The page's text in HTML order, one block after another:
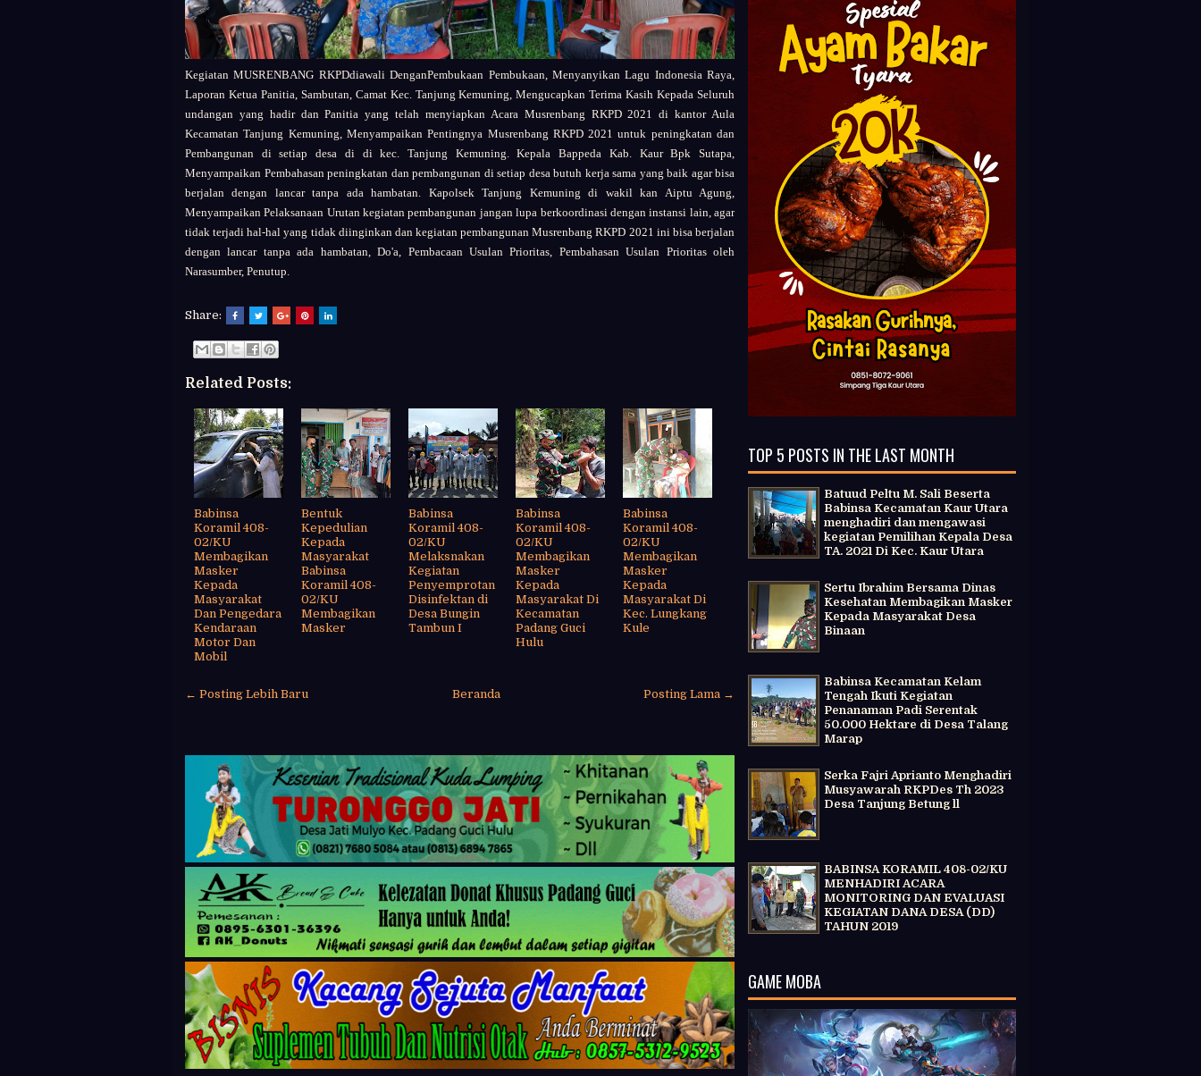
Kegiatan MUSRENBANG RKPDdiawali DenganPembukaan Pembukaan, Menyanyikan Lagu Indonesia Raya,
Laporan Ketua Panitia, Sambutan, Camat Kec. Tanjung Kemuning, Mengucapkan Terima Kasih Kepada Seluruh
undangan yang hadir dan Panitia yang telah menyiapkan Acara Musrenbang RKPD 2021 di kantor Aula
Kecamatan Tanjung Kemuning, Menyampaikan Pentingnya Musrenbang RKPD 2021 untuk peningkatan dan
Pembangunan di setiap desa di di kec. Tanjung Kemuning. Kepala Bappeda Kab. Kaur Bpk Sutapa,
Menyampaikan Pembahasan peningkatan dan pembangunan di setiap desa butuh kerja sama yang baik agar bisa
berjalan dengan lancar tanpa ada hambatan. Kapolsek Tanjung Kemuning di wakil kan Aiptu Agung,
Menyampaikan Pelaksanaan Urutan kegiatan pembangunan jangan lupa berkoordinasi dengan instansi lain, agar
tidak terjadi hal-hal yang tidak diinginkan dan kegiatan pembangunan Musrenbang RKPD 2021 ini bisa berjalan
dengan lancar tanpa ada hambatan, Do'a, Pembacaan Usulan Prioritas, Pembahasan Usulan Prioritas oleh
Narasumber, Penutup.
Share:
Related Posts:
Babinsa
Koramil 408-
02/KU
Membagikan
Masker
Kepada
Masyarakat
Dan Pengedara
Kendaraan
Motor Dan
Mobil
Bentuk
Kepedulian
Kepada
Masyarakat
Babinsa
Koramil 408-
02/KU
Membagikan
Masker
Babinsa
Koramil 408-
02/KU
Melaksnakan
Kegiatan
Penyemprotan
Disinfektan di
Desa Bungin
Tambun I
Babinsa
Koramil 408-
02/KU
Membagikan
Masker
Kepada
Masyarakat Di
Kecamatan
Padang Guci
Hulu
Babinsa
Koramil 408-
02/KU
Membagikan
Masker
Kepada
Masyarakat Di
Kec. Lungkang
Kule
← Posting Lebih Baru Posting Lama →
Beranda
TOP 5 POSTS IN THE LAST MONTH
Batuud Peltu M. Sali Beserta
Babinsa Kecamatan Kaur Utara
menghadiri dan mengawasi
kegiatan Pemilihan Kepala Desa
TA. 2021 Di Kec. Kaur Utara
Sertu Ibrahim Bersama Dinas
Kesehatan Membagikan Masker
Kepada Masyarakat Desa
Binaan
Babinsa Kecamatan Kelam
Tengah Ikuti Kegiatan
Penanaman Padi Serentak
50.000 Hektare di Desa Talang
Marap
Serka Fajri Aprianto Menghadiri
Musyawarah RKPDes Th 2023
Desa Tanjung Betung ll
BABINSA KORAMIL 408-02/KU
MENHADIRI ACARA
MONITORING DAN EVALUASI
KEGIATAN DANA DESA (DD)
TAHUN 2019
GAME MOBA